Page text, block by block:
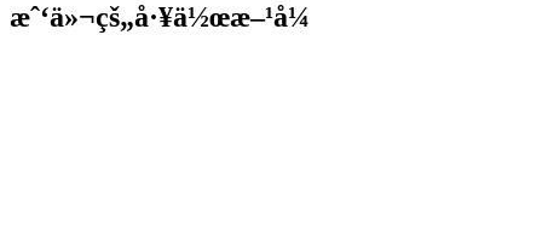
æˆ‘ä»¬çš„å·¥ä½œæ–¹å¼